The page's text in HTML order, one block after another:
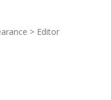
> Editor